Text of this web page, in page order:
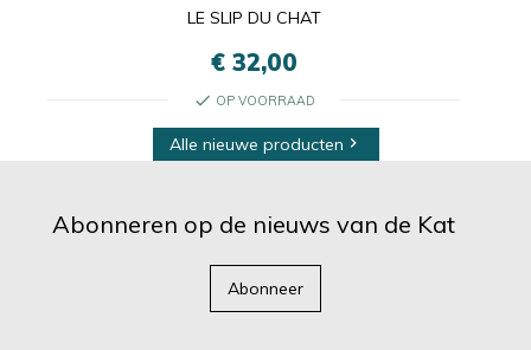
LE SLIP DU CHAT
€ 32,00
check OP VOORRAAD
Alle nieuwe producten 
Abonneren op de nieuws van de Kat
Abonneer